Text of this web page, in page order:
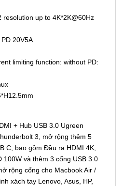
resolution up to 4K*2K@60Hz
20V5A
limiting function: without PD:
+ Hub USB 3.0 Ugreen
3, mở rộng thêm 5
C, bao gồm Đầu ra HDMI 4K,
100W và thêm 3 cổng USB 3.0
rộng cổng cho Macbook Air /
xách tay Lenovo, Asus, HP,